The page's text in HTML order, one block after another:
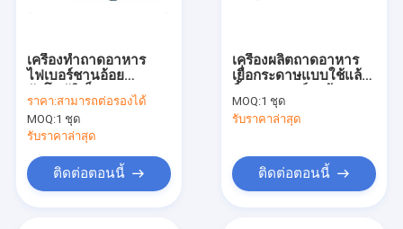
เครื่องทำถาดอาหาร
ไฟเบอร์ชานอ้อย
อัตโนมัติเต็มรูปแบบ
พร้อมหุ่นยนต์ 6 แกน
ราคา:สามารถต่อรองได้
MOQ:1 ชุด
รับราคาล่าสุด
ติดต่อตอนนี้
เครื่องผลิตถาดอาหาร
เยื่อกระดาษแบบใช้แล้ว
แขนหุ่นยนต์สองตัว
MOQ:1 ชุด
รับราคาล่าสุด
ติดต่อตอนนี้